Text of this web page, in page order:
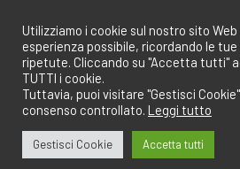
contenuto
Utilizziamo i cookie sul nostro sito
esperienza possibile, ricordando le
ripetute. Cliccando su "Accetta tutti"
TUTTI i cookie.
Tuttavia, puoi visitare "Gestisci
consenso controllato. Leggi tutto
Gestisci Cookie Accetta tutti